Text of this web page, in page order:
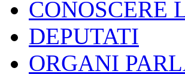
CONOSCERE
DEPUTATI
ORGANI